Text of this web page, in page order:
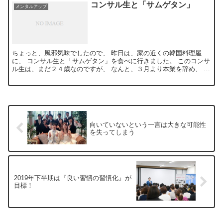
メンタルアップ コンサル生と「サムゲタン」
ちょっと、風邪気味でしたので、 昨日は、家の近くの韓国料理屋
に、 コンサル生と「サムゲタン」を食べに行きました。 このコンサ
ル生は、まだ２４歳なのですが、 なんと、３月より本業を辞め、 こ
向いていないという一言は大きな可能性
を失ってしまう
2019年下半期は『良い習慣の習慣化』が
目標！